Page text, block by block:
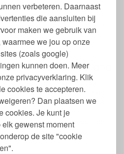
verbeteren. Daarnaast
die aansluiten bij
maken we gebruik van
we jou op onze
(zoals google)
kunnen doen. Meer
privacyverklaring. Klik
cookies te accepteren.
Dan plaatsen we
cookies. Je kunt je
gewenst moment
de site "cookie
meisjes
wolwasprogramma
in de droger
kleding Cosilana
dragen en omdat wol wat
de combinatie wol, zijde en
deze stof kan in de wasmachine
dat niet
Gebruik bij voorkeur een
vervolgens aan de lucht